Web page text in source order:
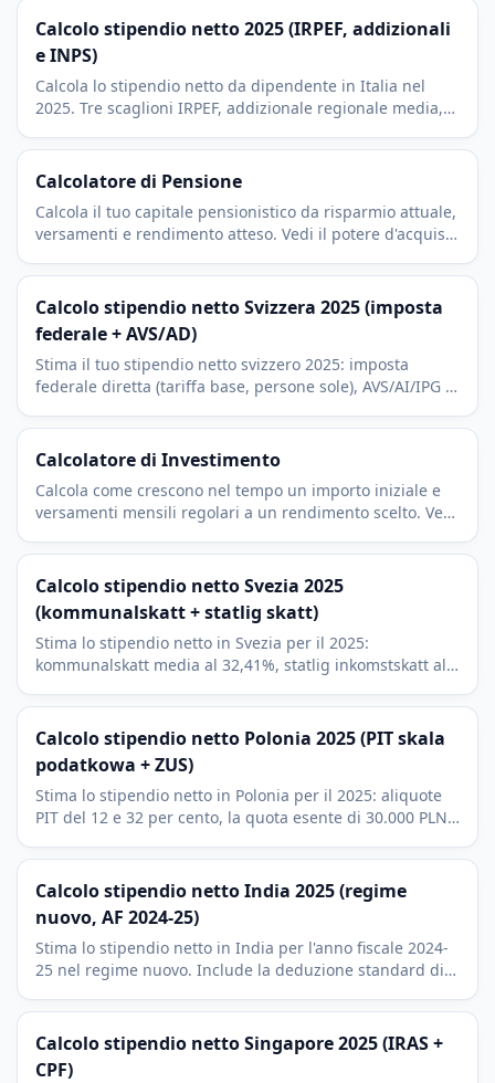
Calcolo stipendio netto 2025 (IRPEF, addizionali
e INPS)
Calcola lo stipendio netto da dipendente in Italia nel
2025. Tre scaglioni IRPEF, addizionale regionale media,
Calcolatore di Pensione
Calcola il tuo capitale pensionistico da risparmio attuale,
versamenti e rendimento atteso. Vedi il potere d'acquisto
Calcolo stipendio netto Svizzera 2025 (imposta
federale + AVS/AD)
Stima il tuo stipendio netto svizzero 2025: imposta
federale diretta (tariffa base, persone sole), AVS/AI/IPG e
Calcolatore di Investimento
Calcola come crescono nel tempo un importo iniziale e
versamenti mensili regolari a un rendimento scelto. Vedi
Calcolo stipendio netto Svezia 2025
(kommunalskatt + statlig skatt)
Stima lo stipendio netto in Svezia per il 2025:
kommunalskatt media al 32,41%, statlig inkomstskatt al
jobbskatteavdrag.
Calcolo stipendio netto Polonia 2025 (PIT skala
podatkowa + ZUS)
Stima lo stipendio netto in Polonia per il 2025: aliquote
PIT del 12 e 32 per cento, la quota esente di 30.000 PLN
Calcolo stipendio netto India 2025 (regime
nuovo, AF 2024-25)
Stima lo stipendio netto in India per l'anno fiscale 2024-
25 nel regime nuovo. Include la deduzione standard di
cento e l'EPF.
Calcolo stipendio netto Singapore 2025 (IRAS +
CPF)